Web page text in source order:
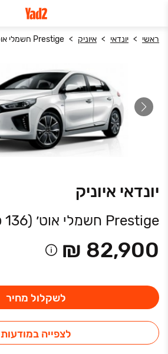
ראשי יונדאי איוניק Prestige חשמלי אוט׳ (136 כ״ס) 2021
יונדאי איוניק
Prestige חשמלי אוט׳ (136 כ״ס)
₪ 82,900
לשקלול מחיר
לצפייה במודעות